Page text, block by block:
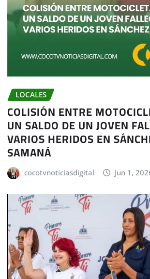
LOCALES
COLISIÓN ENTRE
UN SALDO DE UN JOVEN
VARIOS HERIDOS EN
SAMANÁ
cocotvnoticiasdigital Jun 1,